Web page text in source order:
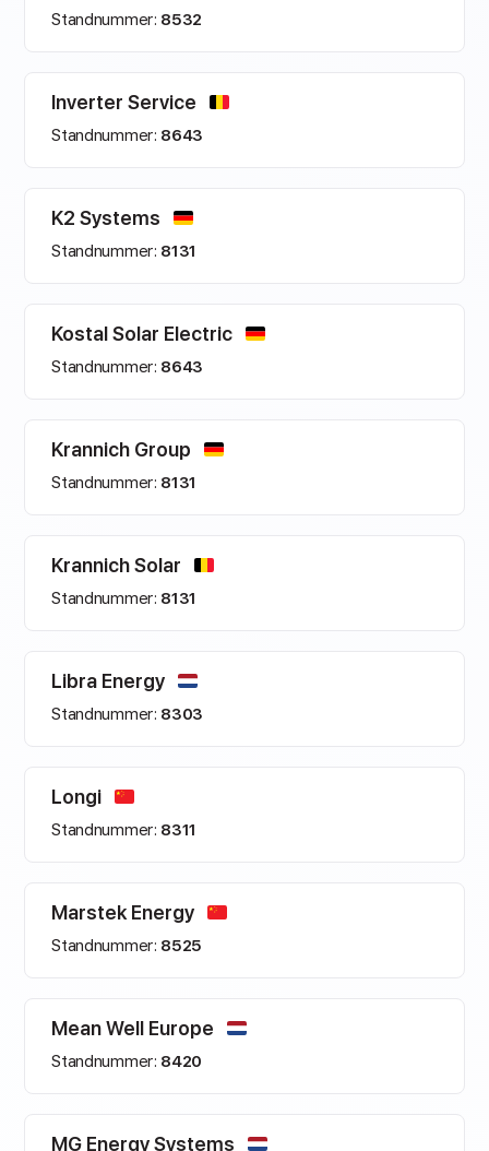
Standnummer: 8532
Inverter Service
Standnummer: 8643
K2 Systems
Standnummer: 8131
Kostal Solar Electric
Standnummer: 8643
Krannich Group
Standnummer: 8131
Krannich Solar
Standnummer: 8131
Libra Energy
Standnummer: 8303
Longi
Standnummer: 8311
Marstek Energy
Standnummer: 8525
Mean Well Europe
Standnummer: 8420
MG Energy Systems